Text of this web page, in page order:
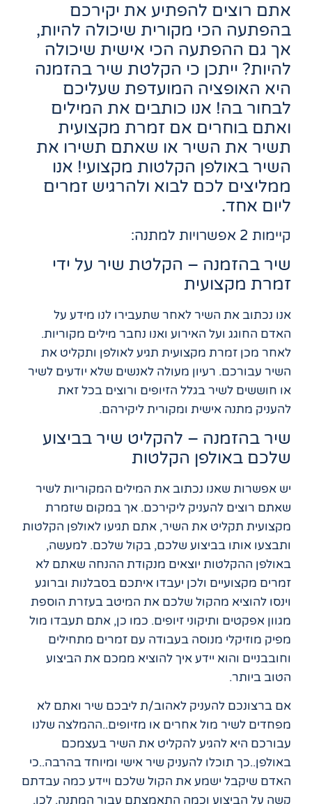
אתם רוצים להפתיע את יקירכם
בהפתעה הכי מקורית שיכולה להיות,
אך גם ההפתעה הכי אישית שיכולה
להיות? ייתכן כי הקלטת שיר בהזמנה
היא האופציה המועדפת שעליכם
לבחור בה! אנו כותבים את המילים
ואתם בוחרים אם זמרת מקצועית
תשיר את השיר או שאתם תשירו את
השיר באולפן הקלטות מקצועי! אנו
ממליצים לכם לבוא ולהרגיש זמרים
ליום אחד.
קיימות 2 אפשרויות למתנה:
שיר בהזמנה – הקלטת שיר על ידי
זמרת מקצועית
אנו נכתוב את השיר לאחר שתעבירו לנו מידע על
האדם החוגג ועל האירוע ואנו נחבר מילים מקוריות.
לאחר מכן זמרת מקצועית תגיע לאולפן ותקליט את
השיר עבורכם. רעיון מעולה לאנשים שלא יודעים לשיר
או חוששים לשיר בגלל הזיופים ורוצים בכל זאת
להעניק מתנה אישית ומקורית ליקירהם.
שיר בהזמנה – להקליט שיר בביצוע
שלכם באולפן הקלטות
יש אפשרות שאנו נכתוב את המילים המקוריות לשיר
שאתם רוצים להעניק ליקירכם. אך במקום שזמרת
מקצועית תקליט את השיר, אתם תגיעו לאולפן הקלטות
ותבצעו אותו בביצוע שלכם, בקול שלכם. למעשה,
באולפן ההקלטות יוצאים מנקודת ההנחה שאתם לא
זמרים מקצועיים ולכן יעבדו איתכם בסבלנות וברוגע
וינסו להוציא מהקול שלכם את המיטב בעזרת הוספת
מגוון אפקטים ותיקוני זיופים. כמו כן, אתם תעבדו מול
מפיק מוזיקלי מנוסה בעבודה עם זמרים מתחילים
וחובבניים והוא יידע איך להוציא ממכם את הביצוע
הטוב ביותר.
אם ברצונכם להעניק לאהוב/ת ליבכם שיר ואתם לא
מפחדים לשיר מול אחרים או מזיופים..ההמלצה שלנו
עבורכם היא להגיע להקליט את השיר בעצמכם
באולפן..כך תוכלו להעניק שיר אישי ומיוחד בהרבה..כי
האדם שיקבל ישמע את הקול שלכם ויידע כמה עבדתם
קשה על הביצוע וכמה התאמצתם עבור המתנה. לכן,